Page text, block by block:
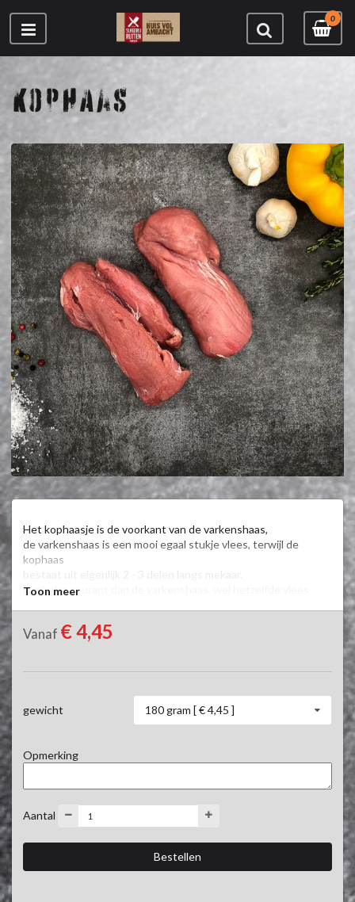
0
KOPHAAS
Het kophaasje is de voorkant van de varkenshaas,
de varkenshaas is een mooi egaal stukje vlees, terwijl de
kophaas
bestaat uit eigenlijk 2 - 3 delen langs mekaar.
is minder courant dan de varkenshaas, wel hetzelfde vlees
Toon meer
Vanaf € 4,45
gewicht 180 gram [ € 4,45 ]
Opmerking
Aantal